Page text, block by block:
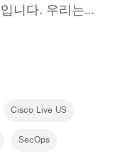
니다. 우리는…
Cisco Live US
SecOps